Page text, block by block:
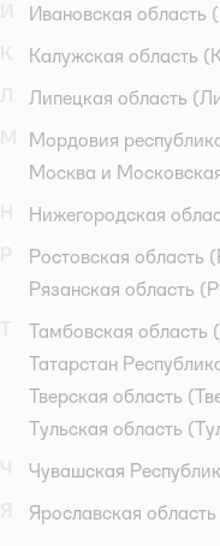
Ивановская область
Калужская область
Липецкая область
Мордовия
Москва и
Нижегородская
Ростовская область
Рязанская область
Тамбовская область
Татарстан
Тверская область
Тульская область
Чувашская
Ярославская область